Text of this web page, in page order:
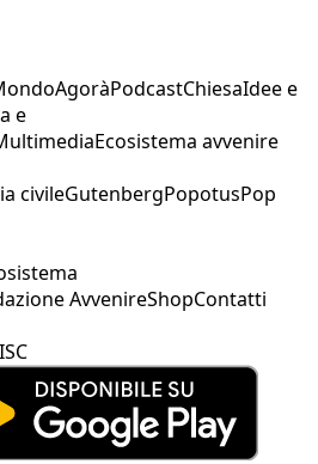
AgoràPodcastChiesaIdee e
e
Ecosistema avvenire
civileGutenbergPopotusPop
AvvenireShopContatti